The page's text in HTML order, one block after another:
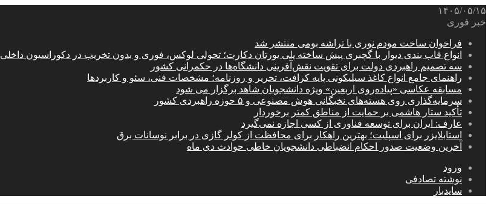
۱۴۰۵/۰۵/۱۵
خبر فوری
فراخوان ساخت مودم نوری با تراشه بومی منتشر شد
انواع قاب بندی دیوار با گچبری پیش ساخته پلی یورتان دکارت؛ تحولی لوکس، فوری و بدون تخریب در دکوراسیون داخلی
سه تصمیم راهبردی دولت برای تقویت نقش‌آفرینی دانشگاه‌ها در حکمرانی کشور
راهنمای جامع انواع کاغذ سیلیکونی پایه کرافت، تحریر و روزنامه؛ مشخصات فنی، سئو و کاربردها
مسابقه عکاسی «پیاده‌روی اربعین» ویژه دانشجویان شاهد برگزار می شود
سرمایه‌گذاری روی هسته‌های نخبگانی هوش مصنوعی و ۵ حوزه راهبردی کشور
تأکید ستار هاشمی بر حمایت از مناطق کمتر برخوردار
عارف: ایران برای توسعه فناوری از کسی اجازه نمی‌گیرد
استابلایزر برای اسپلیت؛ بهترین راهکار برای محافظت از کولر گازی در برابر نوسانات برق
آخرین وضعیت صدور احکام انضباطی دانشجویان خاطی حوادث دی ماه
ورود
نوشته تصادفی
سایدبار